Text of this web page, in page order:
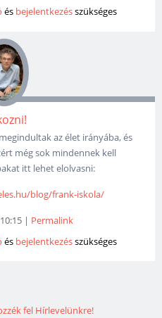
és bejelentkezésszükséges
az élet irányába, és
még sok mindennek kell
itt lehet elolvasni:
blog/frank-iskola/
| Permalink
és bejelentkezésszükséges
fel Hírlevelünkre!